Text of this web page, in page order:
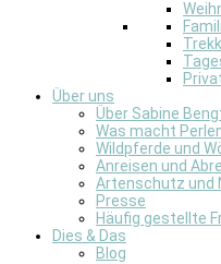
Über uns
Über Sabine
Was macht
Wildpferde und
Anreisen und
Artenschutz und
Presse
Häufig gestellte
Dies & Das
Blog